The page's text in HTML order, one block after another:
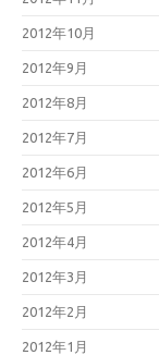
2012年10月
2012年9月
2012年8月
2012年7月
2012年6月
2012年5月
2012年4月
2012年3月
2012年2月
2012年1月